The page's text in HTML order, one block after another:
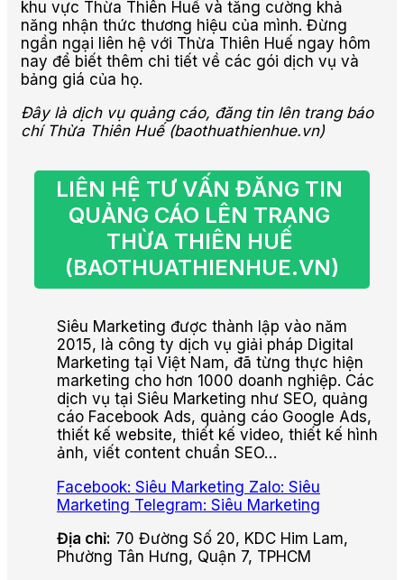
khu vực Thừa Thiên Huế và tăng cường khả
năng nhận thức thương hiệu của mình. Đừng
ngần ngại liên hệ với Thừa Thiên Huế ngay hôm
nay để biết thêm chi tiết về các gói dịch vụ và
bảng giá của họ.
Đây là dịch vụ quảng cáo, đăng tin lên trang báo
chí Thừa Thiên Huế (baothuathienhue.vn)
LIÊN HỆ TƯ VẤN ĐĂNG TIN
QUẢNG CÁO LÊN TRANG
THỪA THIÊN HUẾ
(BAOTHUATHIENHUE.VN)
Siêu Marketing được thành lập vào năm
2015, là công ty dịch vụ giải pháp Digital
Marketing tại Việt Nam, đã từng thực hiện
marketing cho hơn 1000 doanh nghiệp. Các
dịch vụ tại Siêu Marketing như SEO, quảng
cáo Facebook Ads, quảng cáo Google Ads,
thiết kế website, thiết kế video, thiết kế hình
ảnh, viết content chuẩn SEO…
Facebook: Siêu Marketing Zalo: Siêu
Marketing Telegram: Siêu Marketing
Địa chỉ: 70 Đường Số 20, KDC Him Lam,
Phường Tân Hưng, Quận 7, TPHCM